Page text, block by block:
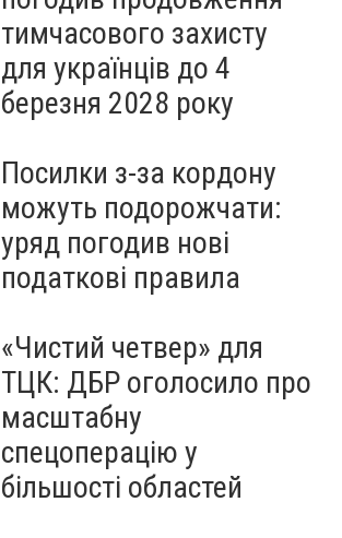
тимчасового захисту
для українців до 4
березня 2028 року
Посилки з-за кордону
можуть подорожчати:
уряд погодив нові
податкові правила
«Чистий четвер» для
ТЦК: ДБР оголосило про
масштабну
спецоперацію у
більшості областей